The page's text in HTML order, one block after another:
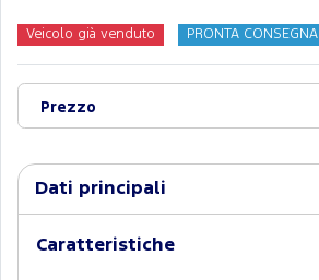
Veicolo già venduto PRONTA CONSEGNA
Prezzo
Dati principali
Caratteristiche